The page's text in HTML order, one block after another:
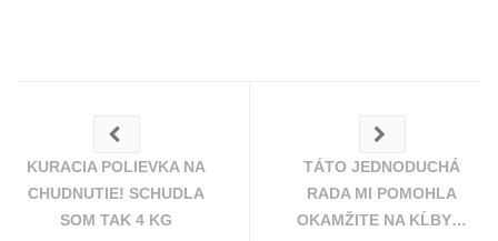
KURACIA POLIEVKA NA
CHUDNUTIE! SCHUDLA
SOM TAK 4 KG
TÁTO JEDNODUCHÁ
RADA MI POMOHLA
OKAMŽITE NA KĹBY…